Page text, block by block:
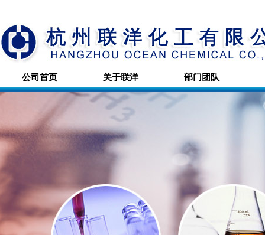
公司首页 关于联洋 部门团队